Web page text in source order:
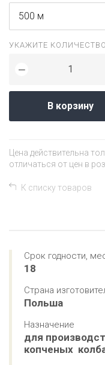
500 м
УКАЖИТЕ КОЛИЧЕСТВО
−
В корзину
Цена действительна
отличаться от цен в
К списку товаров
Срок годности,
18
Страна
Польша
Назначение
для
копченых